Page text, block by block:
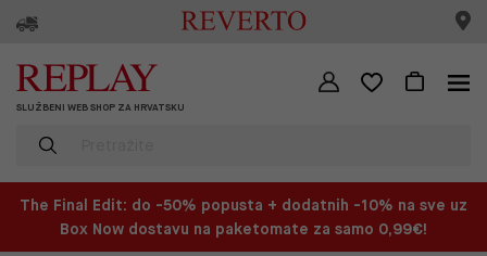
SLUŽBENI WEB SHOP ZA HRVATSKU
The Final Edit: do -50% popusta + dodatnih -10% na sve uz
Box Now dostavu na paketomate za samo 0,99€!